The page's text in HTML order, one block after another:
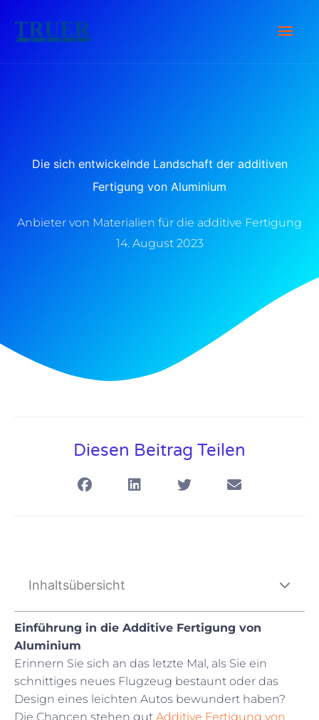
Inhalt
Die sich entwickelnde Landschaft der additiven
Fertigung von Aluminium
Anbieter von Materialien für die additive Fertigung
14. August 2023
Diesen Beitrag Teilen
Inhaltsübersicht
Einführung in die Additive Fertigung von
Aluminium
Erinnern Sie sich an das letzte Mal, als Sie ein
schnittiges neues Flugzeug bestaunt oder das
Design eines leichten Autos bewundert haben?
Die Chancen stehen gut Additive Fertigung von